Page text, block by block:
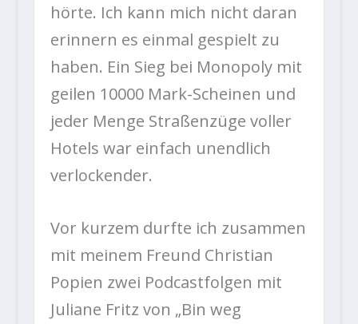
hörte. Ich kann mich nicht daran
erinnern es einmal gespielt zu
haben. Ein Sieg bei Monopoly mit
geilen 10000 Mark-Scheinen und
jeder Menge Straßenzüge voller
Hotels war einfach unendlich
verlockender.
Vor kurzem durfte ich zusammen
mit meinem Freund Christian
Popien zwei Podcastfolgen mit
Juliane Fritz von „Bin weg